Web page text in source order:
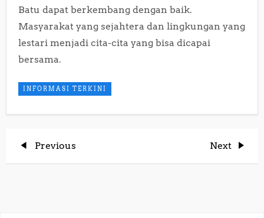
Batu dapat berkembang dengan baik.
Masyarakat yang sejahtera dan lingkungan yang
lestari menjadi cita-cita yang bisa dicapai
bersama.
INFORMASI TERKINI
P
Previous
Previous
Next
Next